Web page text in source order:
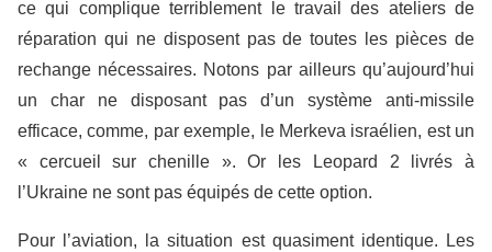
ce qui complique terriblement le travail des ateliers de
réparation qui ne disposent pas de toutes les pièces de
rechange nécessaires. Notons par ailleurs qu’aujourd’hui
un char ne disposant pas d’un système anti-missile
efficace, comme, par exemple, le Merkeva israélien, est un
« cercueil sur chenille ». Or les Leopard 2 livrés à
l’Ukraine ne sont pas équipés de cette option.
Pour l’aviation, la situation est quasiment identique. Les